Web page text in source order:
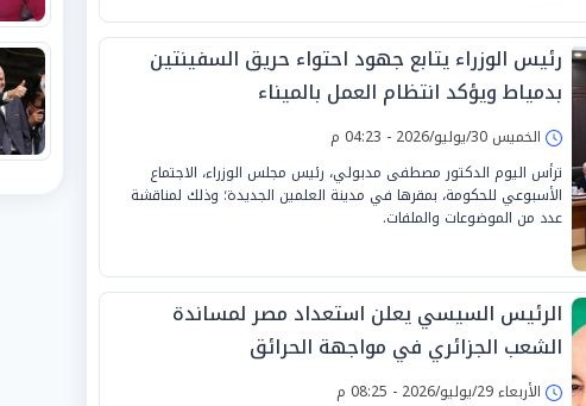
رئيس الوزراء يتابع جهود احتواء حريق السفينتين
بدمياط ويؤكد انتظام العمل بالميناء
الخميس 30/يوليو/2026 - 04:23 م
ترأس اليوم الدكتور مصطفى مدبولي، رئيس مجلس الوزراء، الاجتماع
الأسبوعي للحكومة، بمقرها في مدينة العلمين الجديدة؛ وذلك لمناقشة
عدد من الموضوعات والملفات.
الرئيس السيسي يعلن استعداد مصر لمساندة
الشعب الجزائري في مواجهة الحرائق
الأربعاء 29/يوليو/2026 - 08:25 م